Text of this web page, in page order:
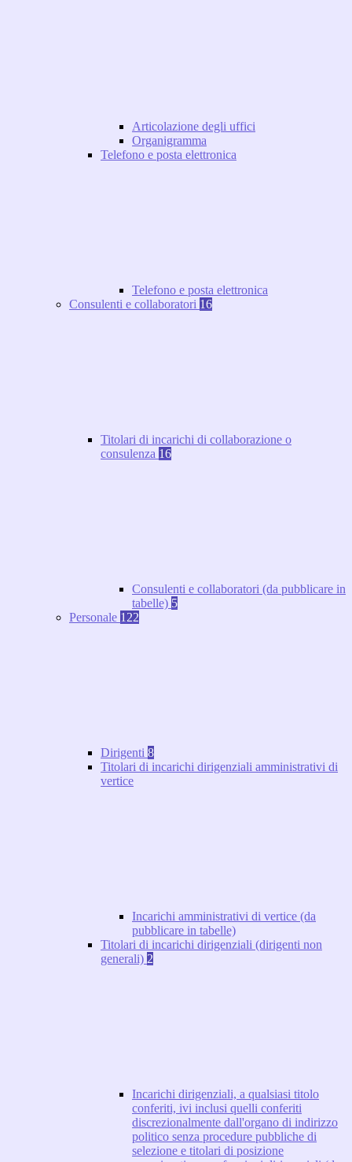
Articolazione degli uffici
Organigramma
Telefono e posta elettronica
Telefono e posta elettronica
Consulenti e collaboratori 16
Titolari di incarichi di collaborazione o
consulenza 16
Consulenti e collaboratori (da pubblicare in
tabelle) 5
Personale 122
Dirigenti 8
Titolari di incarichi dirigenziali amministrativi di
vertice
Incarichi amministrativi di vertice (da
pubblicare in tabelle)
Titolari di incarichi dirigenziali (dirigenti non
generali) 2
Incarichi dirigenziali, a qualsiasi titolo
conferiti, ivi inclusi quelli conferiti
discrezionalmente dall'organo di indirizzo
politico senza procedure pubbliche di
selezione e titolari di posizione